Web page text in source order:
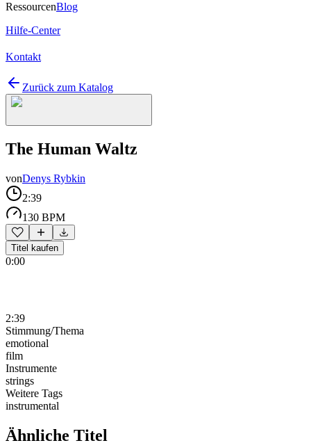
RessourcenBlog
Hilfe-Center
Kontakt
Zurück zum Katalog
The Human Waltz
vonDenys Rybkin
2:39
130 BPM
Titel kaufen
0:00
2:39
Stimmung/Thema
emotional
film
Instrumente
strings
Weitere Tags
instrumental
Ähnliche Titel